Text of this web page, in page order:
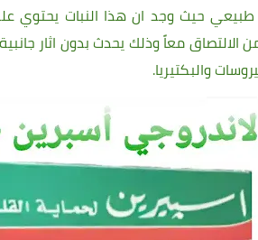
طبيعي حيث وجد ان هذا النبات يحتوي
الالتصاق معاً وذلك يحدث بدون اثار
والبكتيريا.